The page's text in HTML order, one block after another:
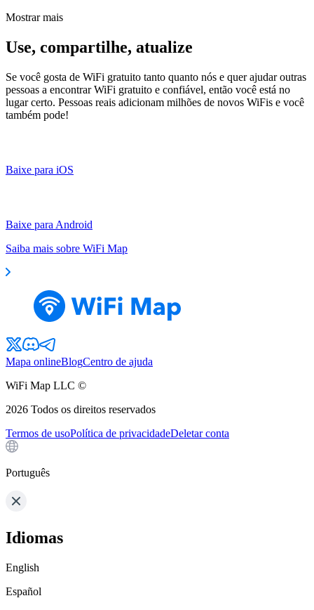
Mostrar mais
Use, compartilhe, atualize
Se você gosta de WiFi gratuito tanto quanto nós e quer ajudar outras
pessoas a encontrar WiFi gratuito e confiável, então você está no
lugar certo. Pessoas reais adicionam milhões de novos WiFis e você
também pode!
Baixe para iOS
Baixe para Android
Saiba mais sobre WiFi Map
Mapa onlineBlogCentro de ajuda
WiFi Map LLC ©
2026 Todos os direitos reservados
Termos de usoPolítica de privacidadeDeletar conta
Português
Idiomas
English
Español